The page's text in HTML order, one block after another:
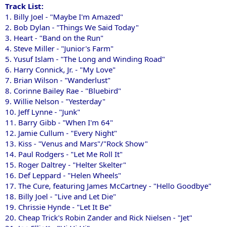
Track List:
1. Billy Joel - "Maybe I'm Amazed"
2. Bob Dylan - "Things We Said Today"
3. Heart - "Band on the Run"
4. Steve Miller - "Junior's Farm"
5. Yusuf Islam - "The Long and Winding Road"
6. Harry Connick, Jr. - "My Love"
7. Brian Wilson - "Wanderlust"
8. Corinne Bailey Rae - "Bluebird"
9. Willie Nelson - "Yesterday"
10. Jeff Lynne - "Junk"
11. Barry Gibb - "When I'm 64"
12. Jamie Cullum - "Every Night"
13. Kiss - "Venus and Mars"/"Rock Show"
14. Paul Rodgers - "Let Me Roll It"
15. Roger Daltrey - "Helter Skelter"
16. Def Leppard - "Helen Wheels"
17. The Cure, featuring James McCartney - "Hello Goodbye"
18. Billy Joel - "Live and Let Die"
19. Chrissie Hynde - "Let It Be"
20. Cheap Trick's Robin Zander and Rick Nielsen - "Jet"